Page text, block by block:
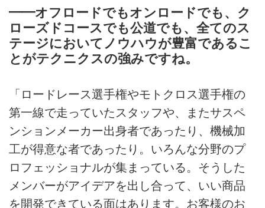
━━オフロードでもオンロードでも、ク
ローズドコースでも公道でも、全てのス
テージにおいてノウハウが豊富であるこ
とがテクニクスの強みですね。
「ロードレース選手権やモトクロス選手権の
第一線で走っていたスタッフや、またサスペ
ンションメーカー出身者であったり、機械加
工が得意な者であったり。いろんな分野のプ
ロフェッショナルが集まっている。そうした
メンバーがアイデアを出し合って、いい商品
を開発できている面はあります。お客様のお